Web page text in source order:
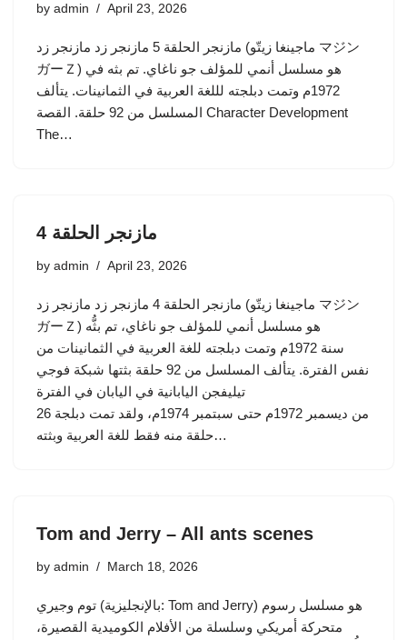
by admin April 23, 2026
مازنجر الحلقة 5 مازنجر زد مازنجر زد (ماجينغا زيتّو マジン
ガーＺ) هو مسلسل أنمي للمؤلف جو ناغاي. تم بثه في
1972م وتمت دبلجته لللغة العربية في الثمانينات. يتألف
المسلسل من 92 حلقة. القصة Character Development
The…
مازنجر الحلقة 4
by admin April 23, 2026
مازنجر الحلقة 4 مازنجر زد مازنجر زد (ماجينغا زيتّو マジン
ガーＺ) هو مسلسل أنمي للمؤلف جو ناغاي، تم بثُّه
سنة 1972م وتمت دبلجته للغة العربية في الثمانينات من
نفس الفترة. يتألف المسلسل من 92 حلقة بثتها شبكة فوجي
تيليفجن اليابانية في اليابان في الفترة
من ديسمبر 1972م حتى سبتمبر 1974م، ولقد تمت دبلجة 26
حلقة منه فقط للغة العربية وبثته…
Tom and Jerry – All ants scenes
by admin March 18, 2026
توم وجيري (بالإنجليزية: Tom and Jerry) هو مسلسل رسوم
متحركة أمريكي وسلسلة من الأفلام الكوميدية القصيرة،